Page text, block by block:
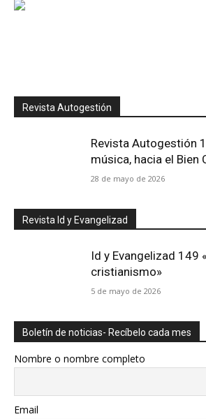
Revista Autogestión
Revista Autogestión
música, hacia el Bien
28 de mayo de 2026
Revista Id y Evangelizad
Id y Evangelizad 149
cristianismo»
5 de mayo de 2026
Boletín de noticias- Recíbelo cada mes
Nombre o nombre completo
Email